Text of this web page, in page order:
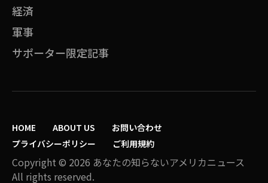
経済
軍事
サポーター限定記事
HOME ABOUT US
お問い合わせ
プライバシーポリシー
ご利用規約
Copyright © 2026 あなたの知らないアメリカニュース
All rights reserved.